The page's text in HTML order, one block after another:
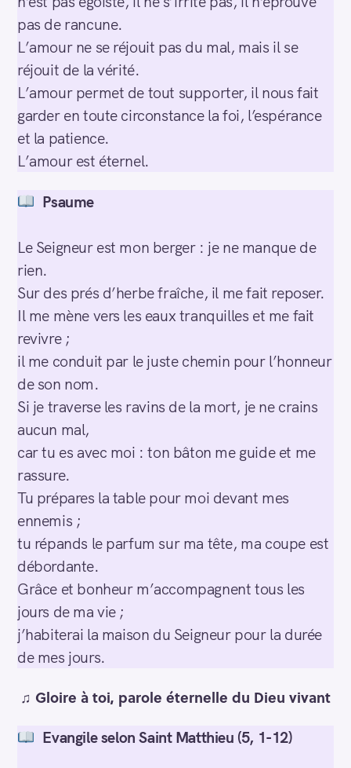
pas de rancune.
L’amour ne se réjouit pas du mal, mais il se
réjouit de la vérité.
L’amour permet de tout supporter, il nous fait
garder en toute circonstance la foi, l’espérance
et la patience.
L’amour est éternel.
Psaume
Le Seigneur est mon berger : je ne manque de
rien.
Sur des prés d’herbe fraîche, il me fait reposer.
Il me mène vers les eaux tranquilles et me fait
revivre ;
il me conduit par le juste chemin pour l’honneur
de son nom.
Si je traverse les ravins de la mort, je ne crains
aucun mal,
car tu es avec moi : ton bâton me guide et me
rassure.
Tu prépares la table pour moi devant mes
ennemis ;
tu répands le parfum sur ma tête, ma coupe est
débordante.
Grâce et bonheur m’accompagnent tous les
jours de ma vie ;
j’habiterai la maison du Seigneur pour la durée
de mes jours.
♫ Gloire à toi, parole éternelle du Dieu vivant
Evangile selon Saint Matthieu (5, 1-12)